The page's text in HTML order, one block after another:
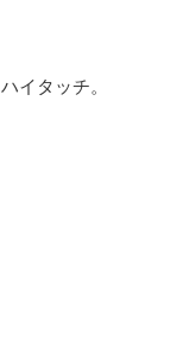
イタッチ。